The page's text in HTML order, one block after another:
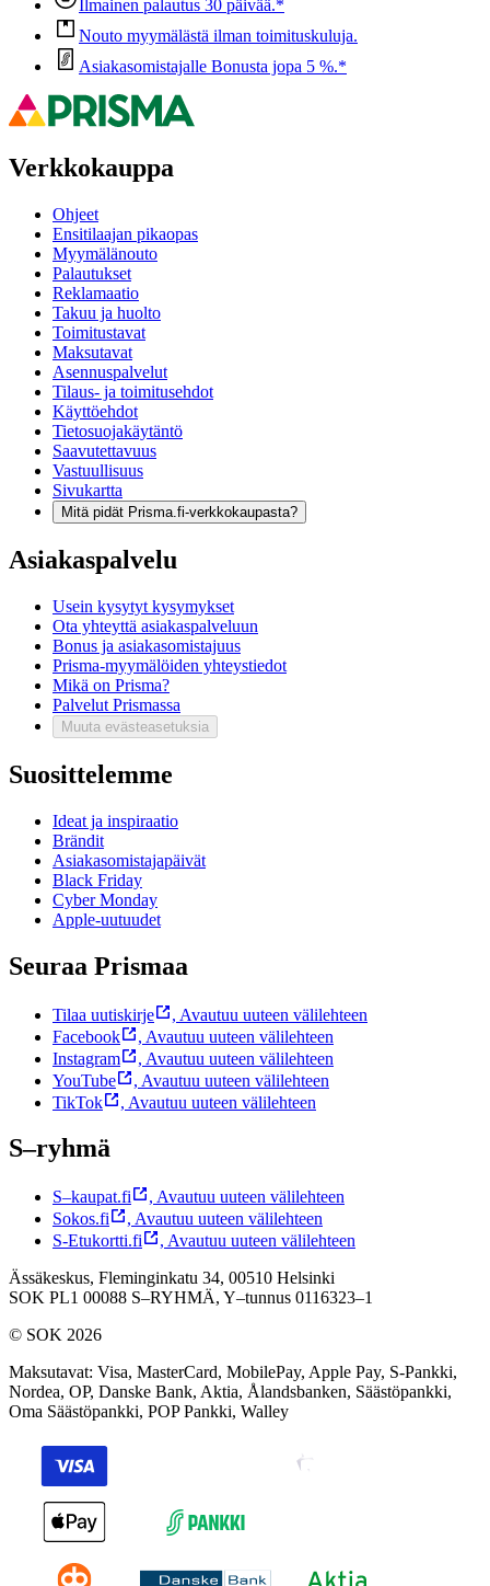
Ilmainen palautus 30 päivää.*
Nouto myymälästä ilman toimituskuluja.
Asiakasomistajalle Bonusta jopa 5 %.*
Verkkokauppa
Ohjeet
Ensitilaajan pikaopas
Myymälänouto
Palautukset
Reklamaatio
Takuu ja huolto
Toimitustavat
Maksutavat
Asennuspalvelut
Tilaus- ja toimitusehdot
Käyttöehdot
Tietosuojakäytäntö
Saavutettavuus
Vastuullisuus
Sivukartta
Mitä pidät Prisma.fi-verkkokaupasta?
Asiakaspalvelu
Usein kysytyt kysymykset
Ota yhteyttä asiakaspalveluun
Bonus ja asiakasomistajuus
Prisma-myymälöiden yhteystiedot
Mikä on Prisma?
Palvelut Prismassa
Muuta evästeasetuksia
Suosittelemme
Ideat ja inspiraatio
Brändit
Asiakasomistajapäivät
Black Friday
Cyber Monday
Apple-uutuudet
Seuraa Prismaa
Tilaa uutiskirje , Avautuu uuteen välilehteen
Facebook
, Avautuu uuteen välilehteen
Instagram
, Avautuu uuteen välilehteen
YouTube
, Avautuu uuteen välilehteen
TikTok
, Avautuu uuteen välilehteen
S–ryhmä
S–kaupat.fi , Avautuu uuteen välilehteen
Sokos.fi
, Avautuu uuteen välilehteen
S-Etukortti.fi
, Avautuu uuteen välilehteen
Ässäkeskus, Fleminginkatu 34, 00510 Helsinki
SOK PL1 00088 S–RYHMÄ, Y–tunnus 0116323–1
© SOK 2026
Maksutavat: Visa, MasterCard, MobilePay, Apple Pay, S-Pankki,
Nordea, OP, Danske Bank, Aktia, Ålandsbanken, Säästöpankki,
Oma Säästöpankki, POP Pankki, Walley